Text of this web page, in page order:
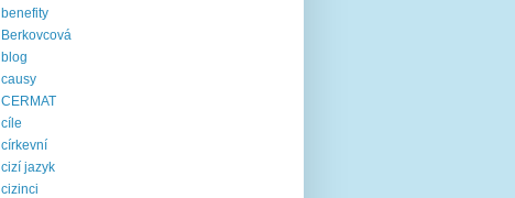
benefity
Berkovcová
blog
causy
CERMAT
cíle
církevní
cizí jazyk
cizinci